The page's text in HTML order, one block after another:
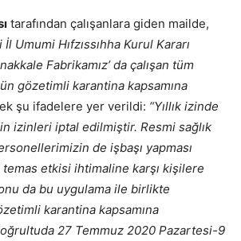
tarafından çalışanlara giden mailde,
Umumi Hıfzıssıhha Kurul Kararı
Fabrikamız’ da çalışan tüm
gözetimli karantina kapsamına
şu ifadelere yer verildi: “Yıllık izinde
izinleri iptal edilmiştir. Resmi sağlık
de işbaşı yapması
etkisi ihtimaline karşı kişilere
da bu uygulama ile birlikte
karantina kapsamına
27 Temmuz 2020 Pazartesi-9